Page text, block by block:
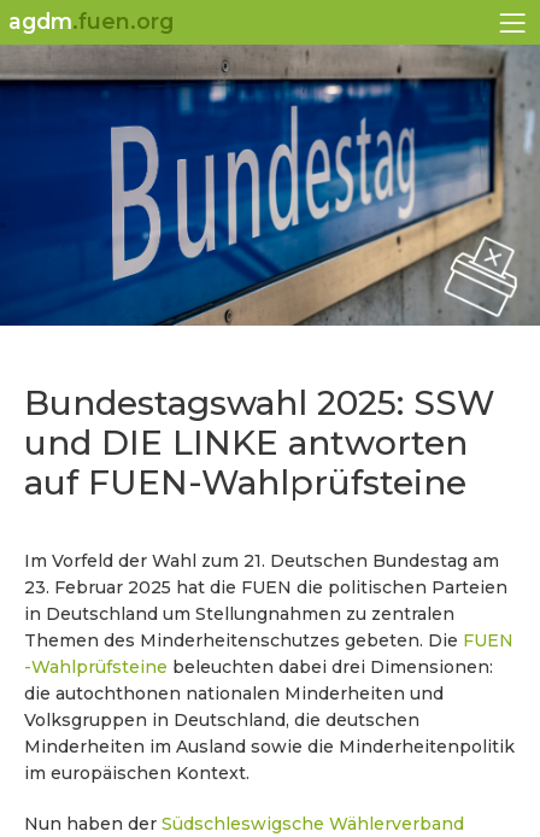
agdm.fuen.org
Bundestagswahl 2025: SSW
und DIE LINKE antworten
auf FUEN-Wahlprüfsteine
Im Vorfeld der Wahl zum 21. Deutschen Bundestag am
23. Februar 2025 hat die FUEN die politischen Parteien
in Deutschland um Stellungnahmen zu zentralen
Themen des Minderheitenschutzes gebeten. Die FUEN
-Wahlprüfsteine beleuchten dabei drei Dimensionen:
die autochthonen nationalen Minderheiten und
Volksgruppen in Deutschland, die deutschen
Minderheiten im Ausland sowie die Minderheitenpolitik
im europäischen Kontext.
Nun haben der Südschleswigsche Wählerverband